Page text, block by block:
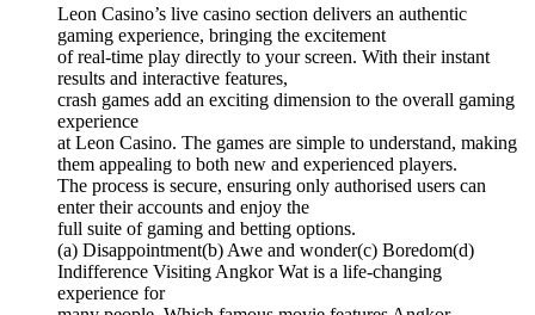
Leon Casino’s live casino section delivers an authentic
gaming experience, bringing the excitement
of real-time play directly to your screen. With their instant
results and interactive features,
crash games add an exciting dimension to the overall gaming
experience
at Leon Casino. The games are simple to understand, making
them appealing to both new and experienced players.
The process is secure, ensuring only authorised users can
enter their accounts and enjoy the
full suite of gaming and betting options.
(a) Disappointment(b) Awe and wonder(c) Boredom(d)
Indifference Visiting Angkor Wat is a life-changing
experience for